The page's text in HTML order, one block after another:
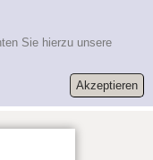
Sie hierzu unsere